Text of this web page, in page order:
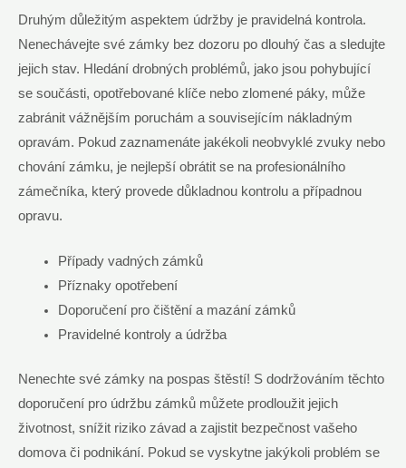
Druhým důležitým aspektem údržby je pravidelná kontrola.
Nenechávejte své zámky bez dozoru po dlouhý čas a sledujte
jejich stav. Hledání drobných problémů, jako jsou pohybující
se součásti, opotřebované klíče nebo zlomené páky, může
zabránit vážnějším poruchám a souvisejícím nákladným
opravám. Pokud zaznamenáte jakékoli neobvyklé zvuky nebo
chování zámku, je nejlepší obrátit se na profesionálního
zámečníka, který provede důkladnou kontrolu a případnou
opravu.
Případy vadných zámků
Příznaky opotřebení
Doporučení pro čištění a mazání zámků
Pravidelné kontroly a údržba
Nenechte své zámky na pospas štěstí! S dodržováním těchto
doporučení pro údržbu zámků můžete prodloužit jejich
životnost, snížit riziko závad a zajistit bezpečnost vašeho
domova či podnikání. Pokud se vyskytne jakýkoli problém se